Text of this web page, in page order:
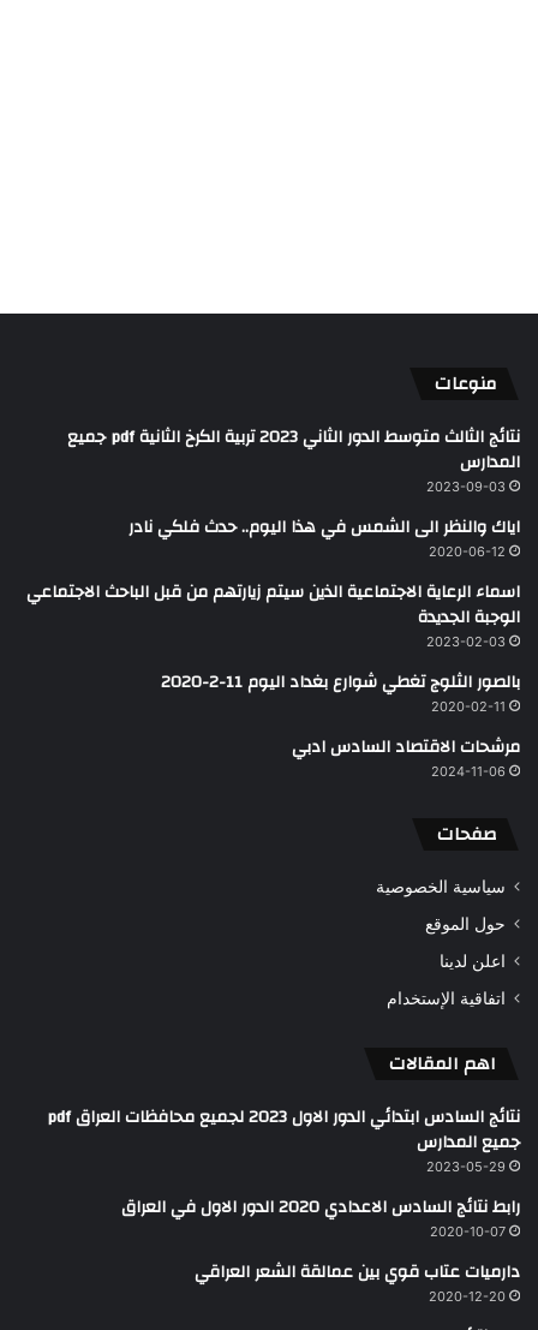
منوعات
نتائج الثالث متوسط الدور الثاني 2023 تربية الكرخ الثانية pdf جميع
المدارس
2023-09-03
اياك والنظر الى الشمس في هذا اليوم.. حدث فلكي نادر
2020-06-12
اسماء الرعاية الاجتماعية الذين سيتم زيارتهم من قبل الباحث الاجتماعي
الوجبة الجديدة
2023-02-03
بالصور الثلوج تغطي شوارع بغداد اليوم 11-2-2020
2020-02-11
مرشحات الاقتصاد السادس ادبي
2024-11-06
صفحات
سياسية الخصوصية
حول الموقع
اعلن لدينا
اتفاقية الإستخدام
اهم المقالات
نتائج السادس ابتدائي الدور الاول 2023 لجميع محافظات العراق pdf
جميع المدارس
2023-05-29
رابط نتائج السادس الاعدادي 2020 الدور الاول في العراق
2020-10-07
دارميات عتاب قوي بين عمالقة الشعر العراقي
2020-12-20